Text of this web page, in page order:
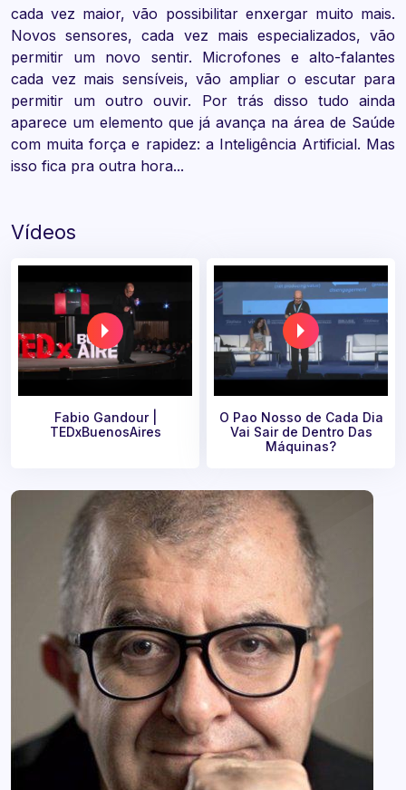
cada vez maior, vão possibilitar enxergar muito mais.
Novos sensores, cada vez mais especializados, vão
permitir um novo sentir. Microfones e alto-falantes
cada vez mais sensíveis, vão ampliar o escutar para
permitir um outro ouvir. Por trás disso tudo ainda
aparece um elemento que já avança na área de Saúde
com muita força e rapidez: a Inteligência Artificial. Mas
isso fica pra outra hora...
Vídeos
Fabio Gandour |
TEDxBuenosAires
O Pao Nosso de Cada Dia
Vai Sair de Dentro Das
Máquinas?